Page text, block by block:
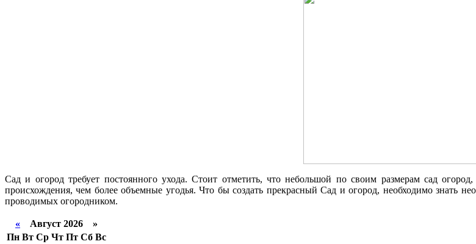
Сад и огород требует постоянного ухода. Стоит отметить, что небольшой по своим размерам сад
происхождения, чем более объемные угодья. Что бы создать прекрасный Сад и огород, необходимо знать
проводимых огородником.
« Август 2026 »
Пн Вт Ср Чт Пт Сб Вс